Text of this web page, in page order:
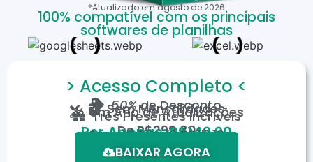
*Atualizado emagostode 2026
100% compatível com os principais
softwares de planilhas
> Acesso Completo <
50%de Desconto
Sem Mensalidades
Um Ano de Atualizações
Três Presentes Incríveis
DeR$299,80
Por Apenas: R$149,90
Em até 12X de R$15,19
*Oferta válida por tempo limitado.
BAIXAR AGORA